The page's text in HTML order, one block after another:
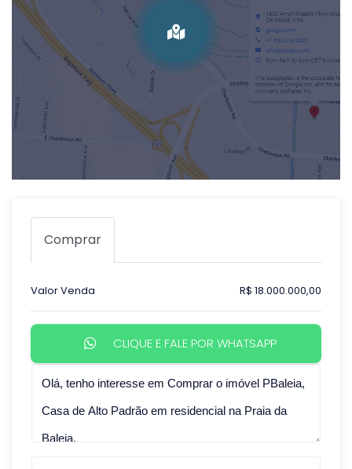
Comprar
Valor Venda R$ 18.000.000,00
CLIQUE E FALE POR WHATSAPP